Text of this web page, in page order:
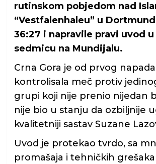
rutinskom pobjedom nad
“Vestfalenhaleu” u
36:27 i napravile pravi uvod
sedmicu na Mundijalu.
Crna Gora je od prvog napada
kontrolisala meč protiv
grupi koji nije prenio nijedan
nije bio u stanju da ozbiljnije
kvalitetniji sastav Suzane
Uvod je protekao tvrdo, sa
promašaja i tehničkih